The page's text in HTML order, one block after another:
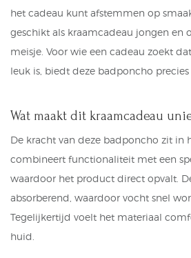
het cadeau kunt afstemmen op
geschikt als kraamcadeau jongen en
meisje. Voor wie een cadeau zoekt
leuk is, biedt deze badponcho precies
Wat maakt dit kraamcadeau
De kracht van deze badponcho zit in
combineert functionaliteit met een
waardoor het product direct opvalt.
absorberend, waardoor vocht snel
Tegelijkertijd voelt het materiaal
huid.